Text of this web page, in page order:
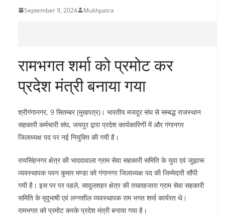
September 9, 2024 Mukhpatra
रामभगत शर्मा को प्रमोट कर
प्रदेश मंत्री बनाया गया
श्रीगंगानगर, 9 सितम्बर (मुखपत्र)। भारतीय मजदूर संघ से सम्बद्ध राजस्थान
सहकारी कर्मचारी संघ, जयपुर द्वारा प्रदेश कार्यकारिणी में और गंगानगर
जिलाध्यक्ष पद पर नई नियुक्ति की गयी है।
रायसिंहनगर क्षेत्र की भादवावाला ग्राम सेवा सहकारी समिति के युवा एवं जुझारू
व्यवस्थापक पवन कुमार मण्डा को गंगानगर जिलाध्यक्ष पद की जिम्मेदारी सौंपी
गयी है। इस पर पर पहले, सादुलशहर क्षेत्र की तख्तहजारा ग्राम सेवा सहकारी
समिति के मृदुभाषी एवं लग्नशील व्यवस्थापक राम भगत शर्मा कार्यरत थे।
रामभगत को प्रमोट करके प्रदेश मंत्री बनाया गया है।